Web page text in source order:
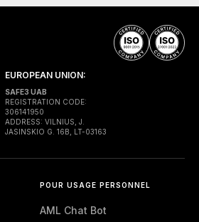
EUROPEAN UNION:
SAFE3 UAB
REGISTRATION CODE:
306141950
ADDRESS: VILNIUS, J.
JASINSKIO G. 16B, LT-03163
POUR USAGE PERSONNEL
AML Chat Bot